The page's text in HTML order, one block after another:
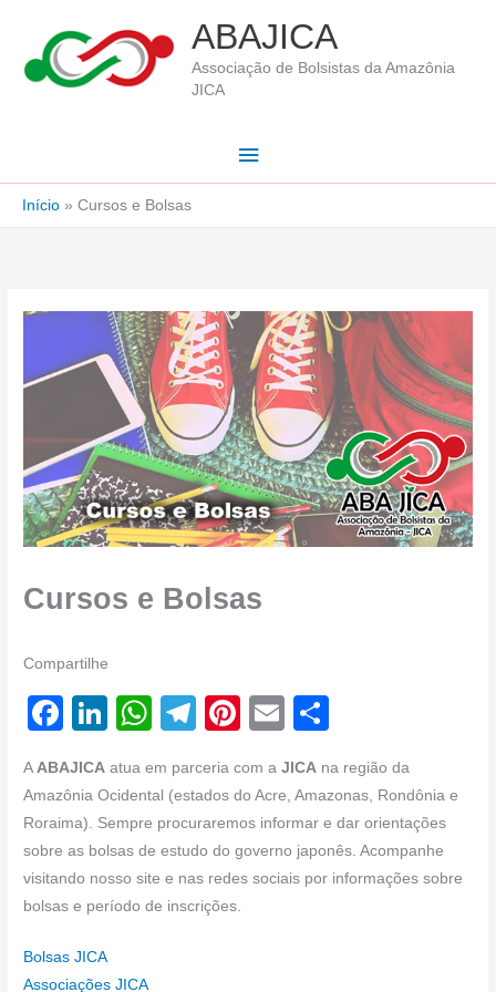
ABAJICA
Associação de Bolsistas da Amazônia
JICA
Menu
Início Cursos e Bolsas
Cursos e Bolsas
Compartilhe
F
c
e
b
o
k
Li
k
e
dI
n
W
at
s
A
p
T
e
gr
a
m
Pi
er
e
st
E
ail ar
e
A ABAJICA atua em parceria com aJICA na região da
Amazônia Ocidental (estados do Acre, Amazonas, Rondônia e
Roraima). Sempre procuraremos informar e dar orientações
sobre as bolsas de estudo do governo japonês. Acompanhe
visitando nosso site e nas redes sociais por informações sobre
bolsas e período de inscrições.
Bolsas JICA
Associações JICA